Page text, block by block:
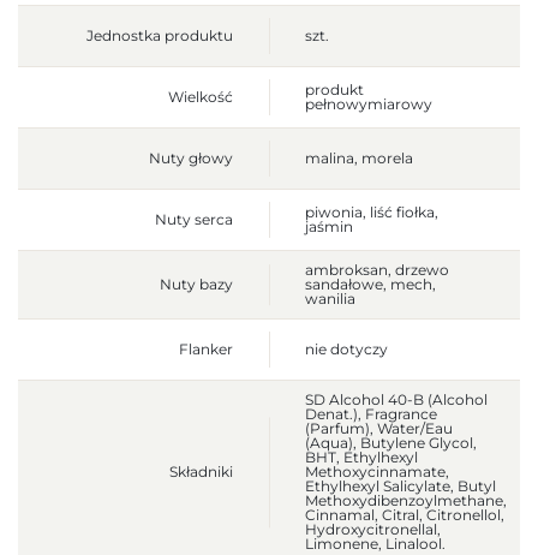
Jednostka produktu szt.
Wielkość
produkt
pełnowymiarowy
Nuty głowy malina, morela
Nuty serca
piwonia, liść fiołka,
jaśmin
Nuty bazy
ambroksan, drzewo
sandałowe, mech,
wanilia
Flanker nie dotyczy
Składniki
SD Alcohol 40-B (Alcohol
Denat.), Fragrance
(Parfum), Water/Eau
(Aqua), Butylene Glycol,
BHT, Ethylhexyl
Methoxycinnamate,
Ethylhexyl Salicylate, Butyl
Methoxydibenzoylmethane,
Cinnamal, Citral, Citronellol,
Hydroxycitronellal,
Limonene, Linalool.